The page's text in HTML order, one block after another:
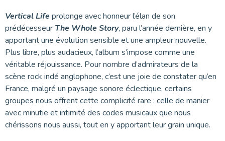
Vertical Lifeprolonge avec honneur l’élan de son
prédécesseur The Whole Story, paru l’année dernière, en y
apportant une évolution sensible et une ampleur nouvelle.
Plus libre, plus audacieux, l’album s’impose comme une
véritable réjouissance. Pour nombre d’admirateurs de la
scène rock indé anglophone, c’est une joie de constater qu’en
France, malgré un paysage sonore éclectique, certains
groupes nous offrent cette complicité rare : celle de manier
avec minutie et intimité des codes musicaux que nous
chérissons nous aussi, tout en y apportant leur grain unique.